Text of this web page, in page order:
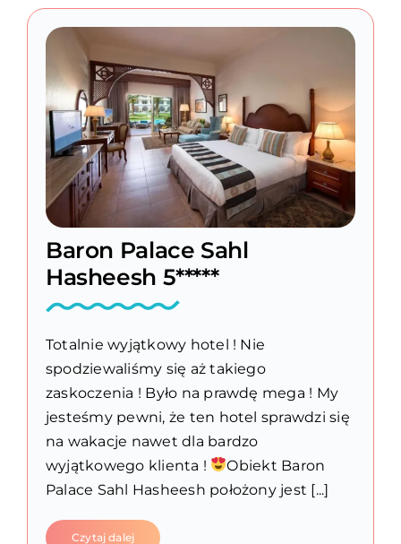
Baron Palace Sahl
Hasheesh 5*****
Totalnie wyjątkowy hotel ! Nie
spodziewaliśmy się aż takiego
zaskoczenia ! Było na prawdę mega ! My
jesteśmy pewni, że ten hotel sprawdzi się
na wakacje nawet dla bardzo
wyjątkowego klienta !
Obiekt Baron
Palace Sahl Hasheesh położony jest [...]
Czytaj dalej